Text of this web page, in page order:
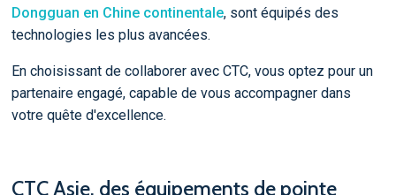
Dongguan en Chine continentale, sont équipés des
technologies les plus avancées.
En choisissant de collaborer avec CTC, vous optez pour un
partenaire engagé, capable de vous accompagner dans
votre quête d'excellence.
CTC Asie, des équipements de pointe